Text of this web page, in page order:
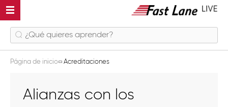
Página de inicio Acreditaciones
Alianzas con los